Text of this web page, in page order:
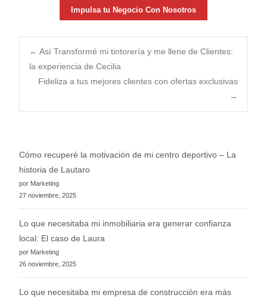
Impulsa tu Negocio Con Nosotros
Post
navigation
← Así Transformé mi tintorería y me llene de Clientes:
la experiencia de Cecilia
Fideliza a tus mejores clientes con ofertas exclusivas
→
Cómo recuperé la motivación de mi centro deportivo – La
historia de Lautaro
por Marketing
27 noviembre, 2025
Lo que necesitaba mi inmobiliaria era generar confianza
local: El caso de Laura
por Marketing
26 noviembre, 2025
Lo que necesitaba mi empresa de construcción era más